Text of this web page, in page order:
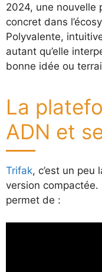
2024, une nouvelle
concret dans
Polyvalente,
autant qu’elle
bonne idée ou
La
ADN et
Trifak, c’est un
version compactée.
permet de :